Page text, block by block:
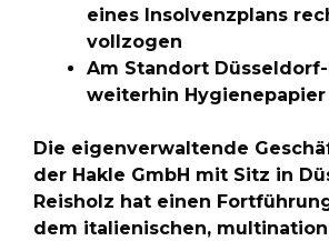
eines Insolvenzplans
vollzogen
Am Standort
weiterhin
Die eigenverwaltende
der Hakle GmbH mit Sitz in
Reisholz hat einen
dem italienischen,